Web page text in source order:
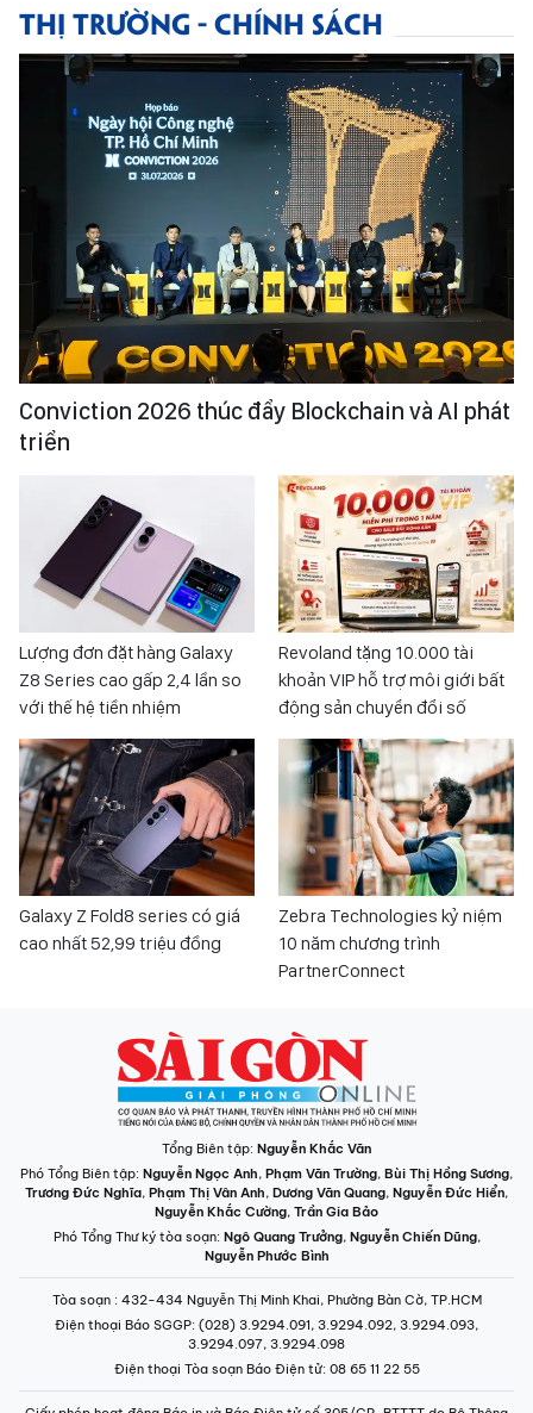
THỊ TRƯỜNG - CHÍNH SÁCH
Conviction 2026 thúc đẩy Blockchain và AI phát
triển
Lượng đơn đặt hàng Galaxy
Z8 Series cao gấp 2,4 lần so
với thế hệ tiền nhiệm
Revoland tặng 10.000 tài
khoản VIP hỗ trợ môi giới bất
động sản chuyển đổi số
Galaxy Z Fold8 series có giá
cao nhất 52,99 triệu đồng
Zebra Technologies kỷ niệm
10 năm chương trình
PartnerConnect
Tổng Biên tập: Nguyễn Khắc Văn
Phó Tổng Biên tập: Nguyễn Ngọc Anh, Phạm Văn Trường, Bùi Thị Hồng Sương,
Trương Đức Nghĩa, Phạm Thị Vân Anh, Dương Văn Quang, Nguyễn Đức Hiển,
Nguyễn Khắc Cường, Trần Gia Bảo
Phó Tổng Thư ký tòa soạn: Ngô Quang Trưởng, Nguyễn Chiến Dũng,
Nguyễn Phước Bình
Tòa soạn : 432-434 Nguyễn Thị Minh Khai, Phường Bàn Cờ, TP.HCM
Điện thoại Báo SGGP: (028) 3.9294.091, 3.9294.092, 3.9294.093,
3.9294.097, 3.9294.098
Điện thoại Tòa soạn Báo Điện tử: 08 65 11 22 55